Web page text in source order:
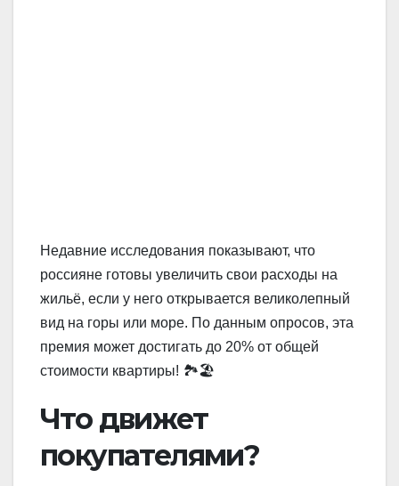
Недавние исследования показывают, что
россияне готовы увеличить свои расходы на
жильё, если у него открывается великолепный
вид на горы или море. По данным опросов, эта
премия может достигать до 20% от общей
стоимости квартиры! 🏞️🏖️
Что движет
покупателями?